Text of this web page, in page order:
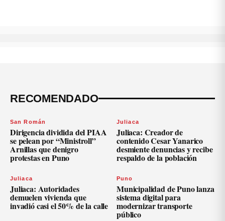
RECOMENDADO
San Román
Dirigencia dividida del PIAA
se pelean por “Ministroll”
Arnillas que denigro
protestas en Puno
Juliaca
Juliaca: Creador de
contenido Cesar Yanarico
desmiente denuncias y recibe
respaldo de la población
Juliaca
Juliaca: Autoridades
demuelen vivienda que
invadió casi el 50% de la calle
Puno
Municipalidad de Puno lanza
sistema digital para
modernizar transporte
público